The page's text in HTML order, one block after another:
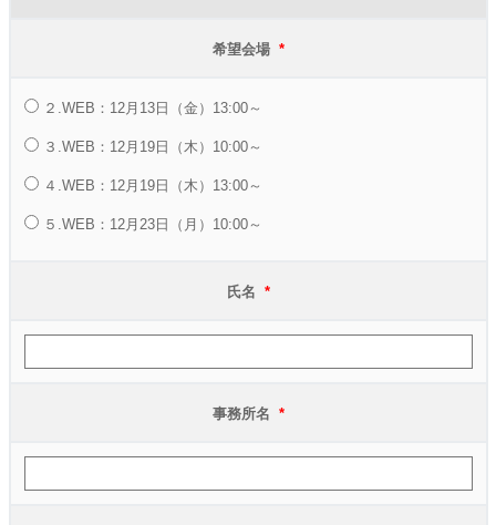
希望会場 *
２.WEB：12月13日（金）13:00～
３.WEB：12月19日（木）10:00～
４.WEB：12月19日（木）13:00～
５.WEB：12月23日（月）10:00～
氏名 *
事務所名 *